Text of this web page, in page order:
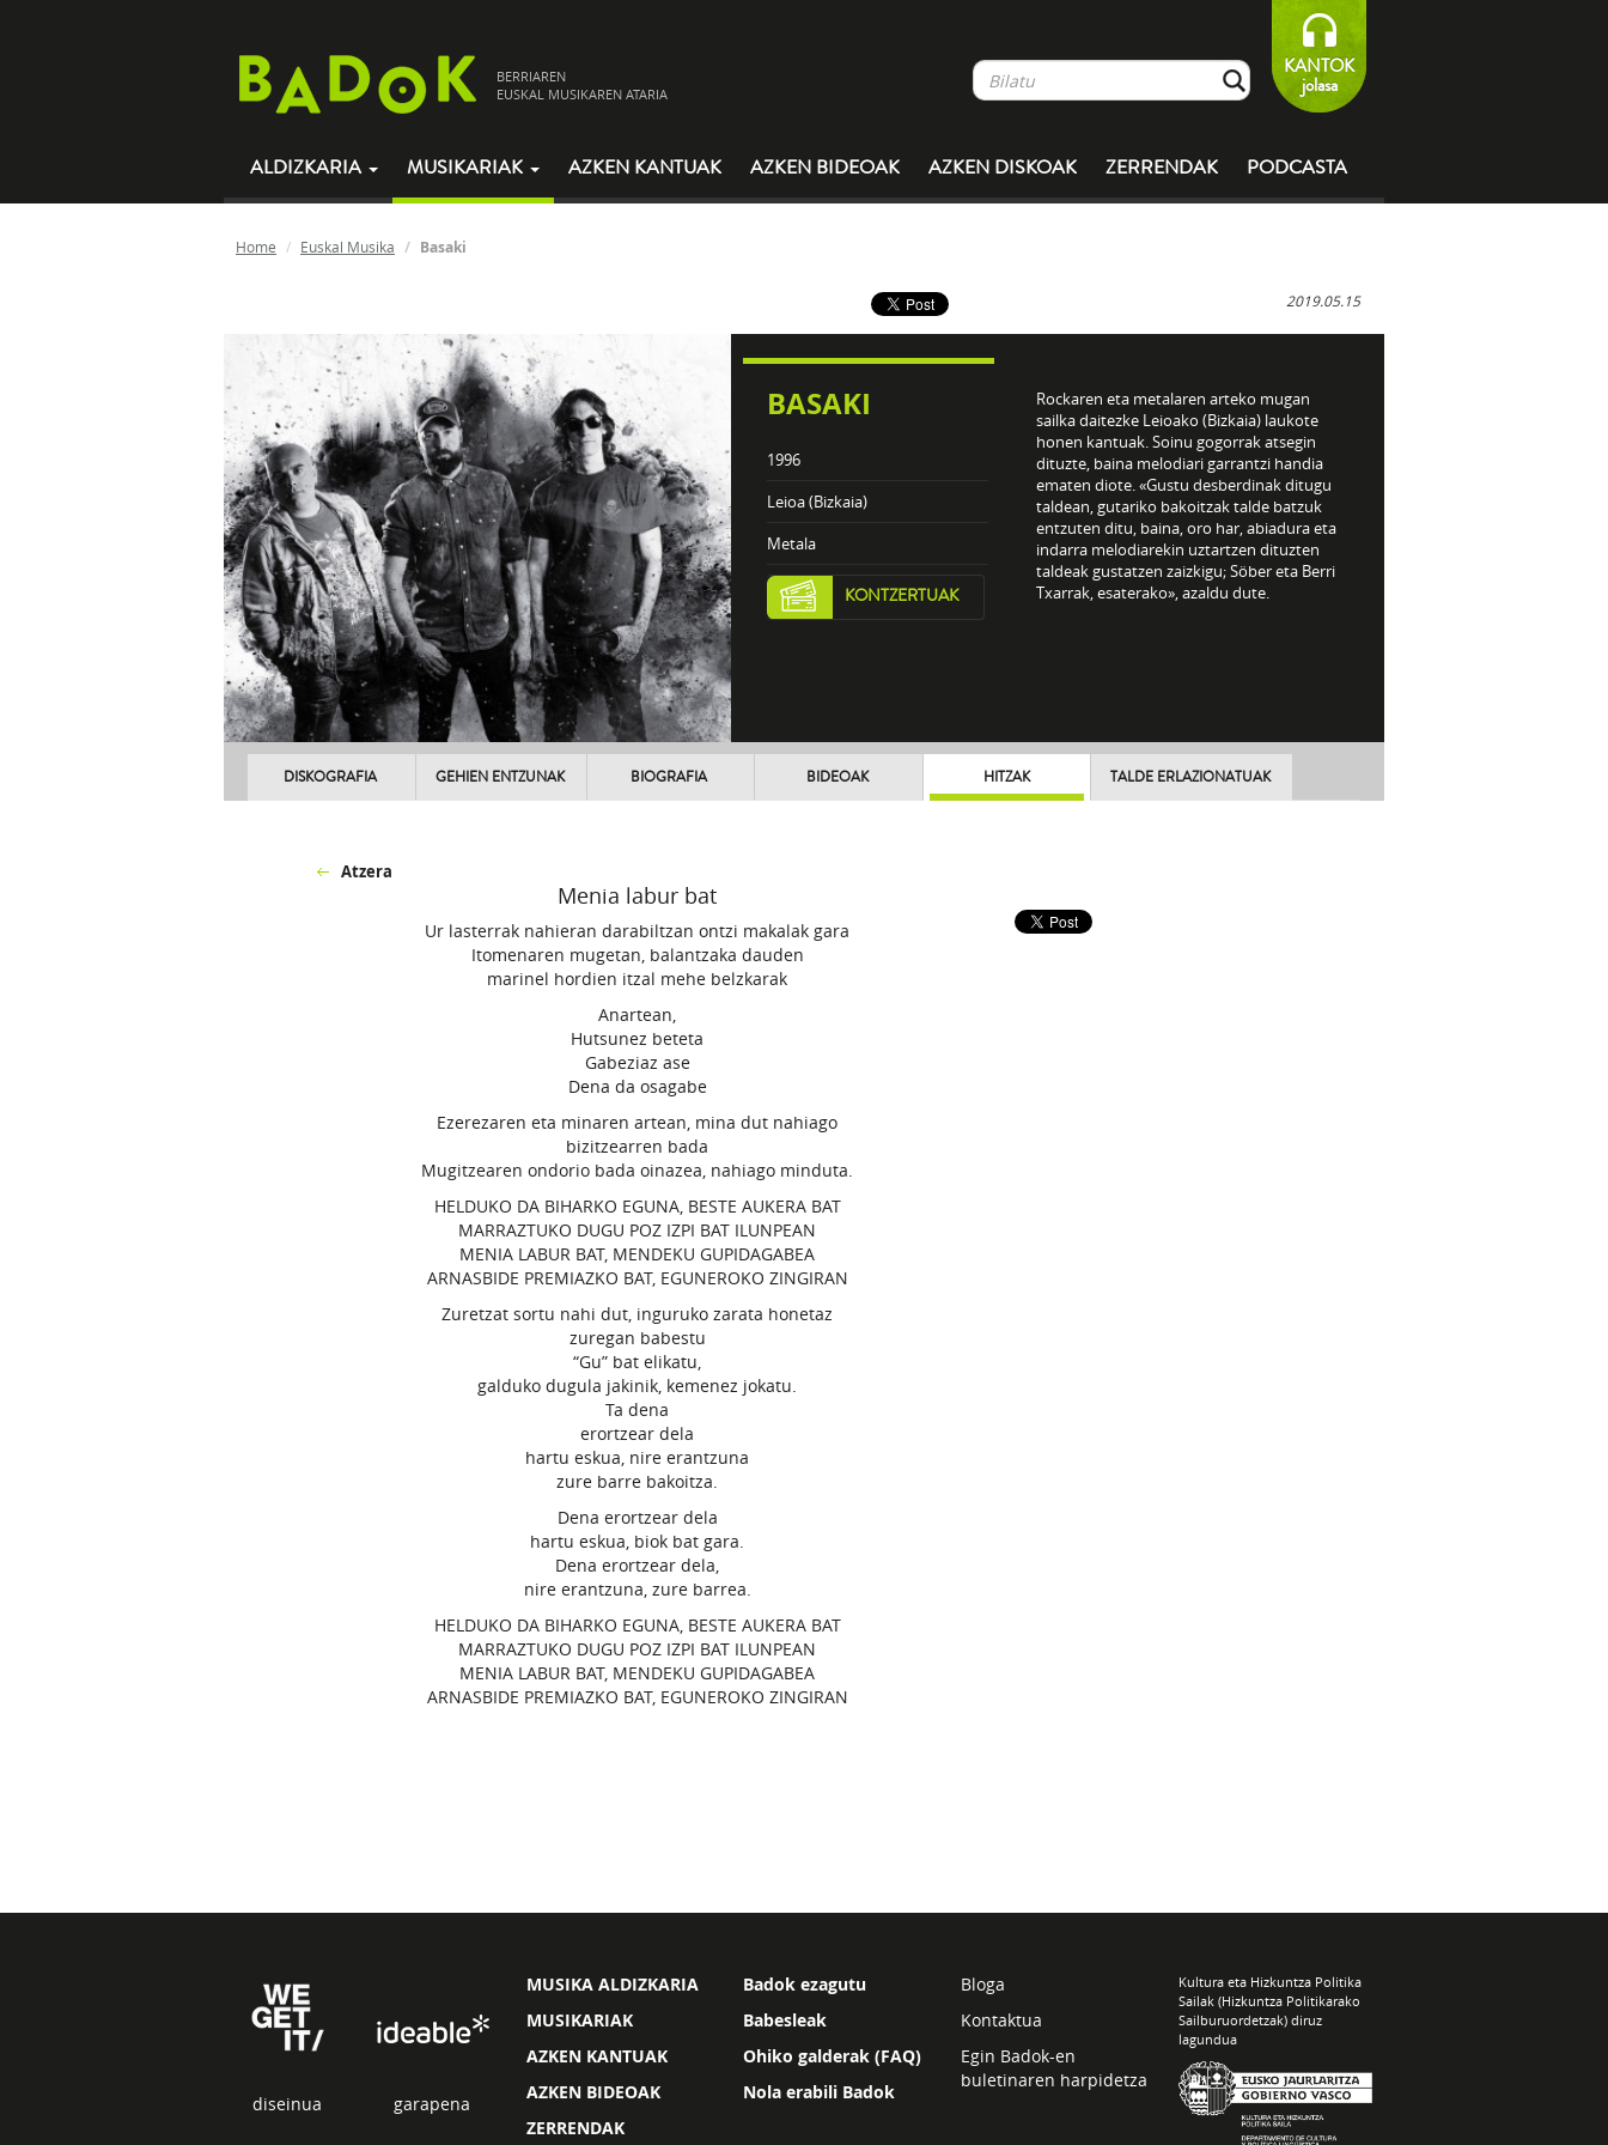
BERRIAREN
EUSKAL MUSIKAREN ATARIA
KANTOK
jolasa
ALDIZKARIA MUSIKARIAK AZKEN KANTUAK AZKEN BIDEOAK AZKEN DISKOAK ZERRENDAK PODCASTA
Home Euskal Musika Basaki
2019.05.15
BASAKI
1996
Leioa (Bizkaia)
Metala
KONTZERTUAK
Rockaren eta metalaren arteko mugan
sailka daitezke Leioako (Bizkaia) laukote
honen kantuak. Soinu gogorrak atsegin
dituzte, baina melodiari garrantzi handia
ematen diote. «Gustu desberdinak ditugu
taldean, gutariko bakoitzak talde batzuk
entzuten ditu, baina, oro har, abiadura eta
indarra melodiarekin uztartzen dituzten
taldeak gustatzen zaizkigu; Söber eta Berri
Txarrak, esaterako», azaldu dute.
DISKOGRAFIA GEHIEN ENTZUNAK BIOGRAFIA BIDEOAK HITZAK TALDE ERLAZIONATUAK
Atzera
Menia labur bat
Ur lasterrak nahieran darabiltzan ontzi makalak gara
Itomenaren mugetan, balantzaka dauden
marinel hordien itzal mehe belzkarak
Anartean,
Hutsunez beteta
Gabeziaz ase
Dena da osagabe
Ezerezaren eta minaren artean, mina dut nahiago
bizitzearren bada
Mugitzearen ondorio bada oinazea, nahiago minduta.
HELDUKO DA BIHARKO EGUNA, BESTE AUKERA BAT
MARRAZTUKO DUGU POZ IZPI BAT ILUNPEAN
MENIA LABUR BAT, MENDEKU GUPIDAGABEA
ARNASBIDE PREMIAZKO BAT, EGUNEROKO ZINGIRAN
Zuretzat sortu nahi dut, inguruko zarata honetaz
zuregan babestu
“Gu” bat elikatu,
galduko dugula jakinik, kemenez jokatu.
Ta dena
erortzear dela
hartu eskua, nire erantzuna
zure barre bakoitza.
Dena erortzear dela
hartu eskua, biok bat gara.
Dena erortzear dela,
nire erantzuna, zure barrea.
HELDUKO DA BIHARKO EGUNA, BESTE AUKERA BAT
MARRAZTUKO DUGU POZ IZPI BAT ILUNPEAN
MENIA LABUR BAT, MENDEKU GUPIDAGABEA
ARNASBIDE PREMIAZKO BAT, EGUNEROKO ZINGIRAN
diseinua garapena
MUSIKA ALDIZKARIA
MUSIKARIAK
AZKEN KANTUAK
AZKEN BIDEOAK
ZERRENDAK
Badok ezagutu
Babesleak
Ohiko galderak (FAQ)
Nola erabili Badok
Bloga
Kontaktua
Egin Badok-en
buletinaren harpidetza
Kultura eta Hizkuntza Politika
Sailak (Hizkuntza Politikarako
Sailburuordetzak) diruz
lagundua